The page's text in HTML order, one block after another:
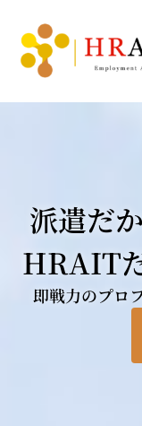
派遣だ
HRAIT
即戦力のプロ